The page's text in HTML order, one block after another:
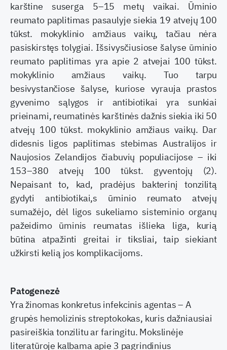
karštine suserga 5–15 metų vaikai. Ūminio
reumato paplitimas pasaulyje siekia 19 atvejų 100
tūkst. mokyklinio amžiaus vaikų, tačiau nėra
pasiskirstęs tolygiai. Išsivysčiusiose šalyse ūminio
reumato paplitimas yra apie 2 atvejai 100 tūkst.
mokyklinio amžiaus vaikų. Tuo tarpu
besivystančiose šalyse, kuriose vyrauja prastos
gyvenimo sąlygos ir antibiotikai yra sunkiai
prieinami, reumatinės karštinės dažnis siekia iki 50
atvejų 100 tūkst. mokyklinio amžiaus vaikų. Dar
didesnis ligos paplitimas stebimas Australijos ir
Naujosios Zelandijos čiabuvių populiacijose – iki
153–380 atvejų 100 tūkst. gyventojų (2).
Nepaisant to, kad, pradėjus bakterinį tonzilitą
gydyti antibiotikai,s ūminio reumato atvejų
sumažėjo, dėl ligos sukeliamo sisteminio organų
pažeidimo ūminis reumatas išlieka liga, kurią
būtina atpažinti greitai ir tiksliai, taip siekiant
užkirsti kelią jos komplikacijoms.
Patogenezė
Yra žinomas konkretus infekcinis agentas – A
grupės hemolizinis streptokokas, kuris dažniausiai
pasireiškia tonzilitu ar faringitu. Mokslinėje
literatūroje kalbama apie 3 pagrindinius